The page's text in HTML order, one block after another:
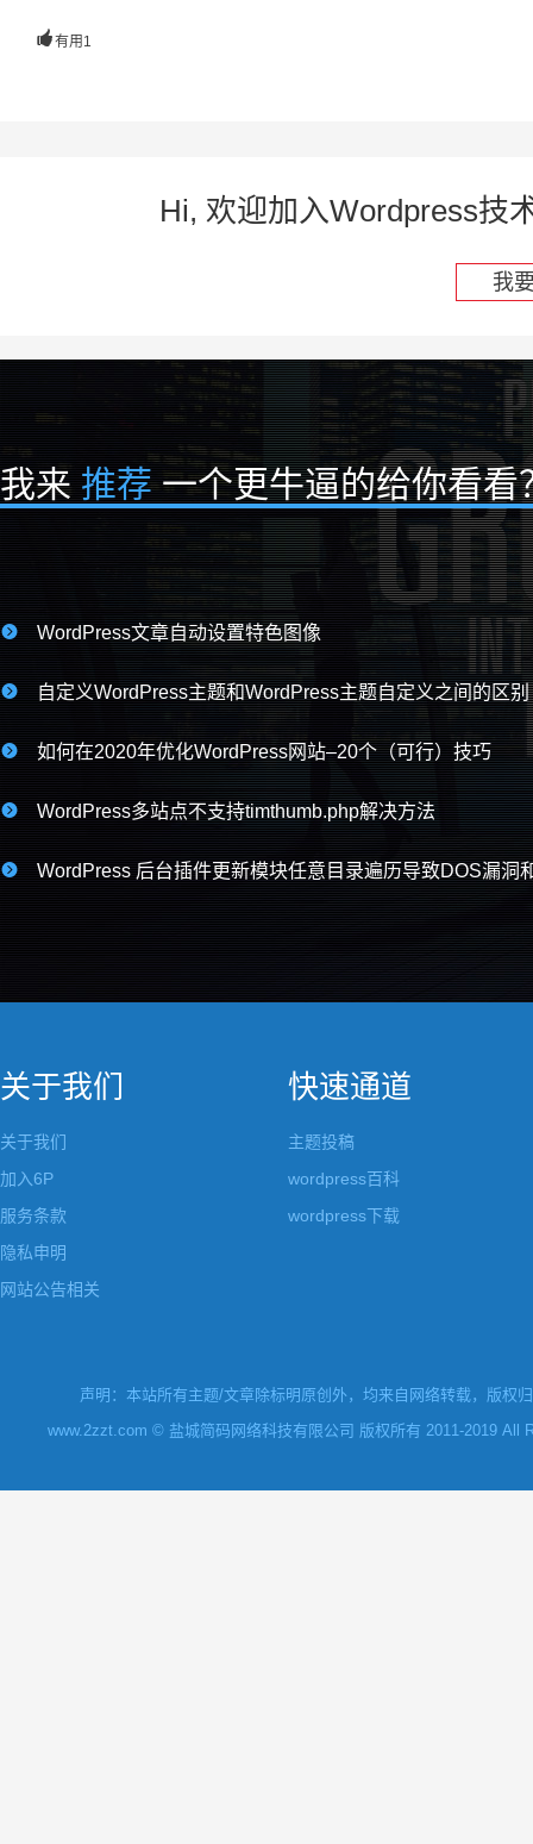
有用 1
Hi, 欢迎加入Wordpress技
我
我来 推荐 一个更牛逼的给你看看
 WordPress文章自动设置特色图像
 自定义WordPress主题和WordPress主题自定义之间的区别
 如何在2020年优化WordPress网站–20个（可行）技巧
 WordPress多站点不支持timthumb.php解决方法
 WordPress 后台插件更新模块任意目录遍历导致DOS漏洞
关于我们
关于我们
加入6P
服务条款
隐私申明
网站公告相关
快速通道
主题投稿
wordpress百科
wordpress下载
声明：本站所有主题/文章除标明原创外，均来自网络转载，版权
www.2zzt.com © 盐城简码网络科技有限公司 版权所有 2011-2019 All